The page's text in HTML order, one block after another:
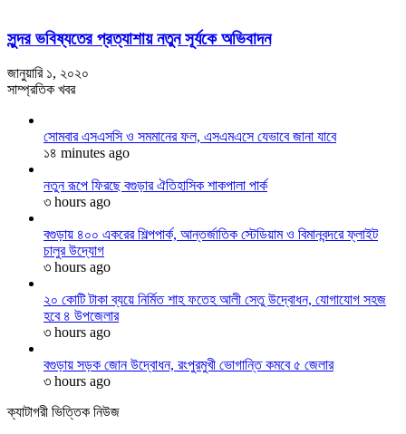
সুন্দর ভবিষ্যতের প্রত্যাশায় নতুন সূর্যকে অভিবাদন
জানুয়ারি ১, ২০২০
সাম্প্রতিক খবর
সোমবার এসএসসি ও সমমানের ফল, এসএমএসে যেভাবে জানা যাবে
১৪ minutes ago
নতুন রূপে ফিরছে বগুড়ার ঐতিহাসিক শাকপালা পার্ক
৩ hours ago
বগুড়ায় ৪০০ একরের শিল্পপার্ক, আন্তর্জাতিক স্টেডিয়াম ও বিমানবন্দরে ফ্লাইট
চালুর উদ্যোগ
৩ hours ago
২০ কোটি টাকা ব্যয়ে নির্মিত শাহ ফতেহ আলী সেতু উদ্বোধন, যোগাযোগ সহজ
হবে ৪ উপজেলার
৩ hours ago
বগুড়ায় সড়ক জোন উদ্বোধন, রংপুরমুখী ভোগান্তি কমবে ৫ জেলার
৩ hours ago
ক্যাটাগরী ভিত্তিক নিউজ